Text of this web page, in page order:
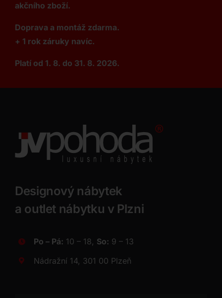
akčního zboží.
Doprava a montáž zdarma.
+ 1 rok záruky navíc.
Platí od 1. 8. do 31. 8. 2026.
Designový nábytek
a outlet nábytku v Plzni
Po – Pá: 10 – 18, So: 9 – 13
Nádražní 14, 301 00 Plzeň